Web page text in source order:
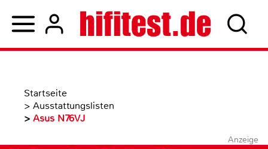
Startseite
> Ausstattungslisten
> Asus N76VJ
Anzeige